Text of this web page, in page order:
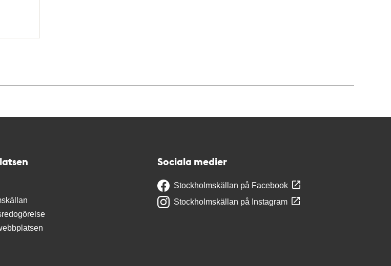
Sociala medier
Stockholmskällan på Facebook
Stockholmskällan på Instagram